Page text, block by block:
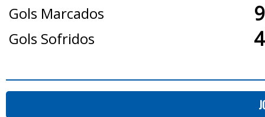
Gols Marcados
Gols Sofridos